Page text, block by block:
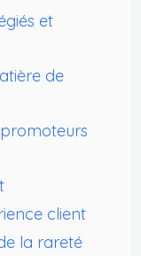
et
de
client
la rareté